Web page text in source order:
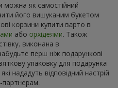
можна як самостійний
його вишуканим букетом
корзини купити варто в
або орхідеями. Також
виконана в
перш ніж подарункові
упаковку для подарунка
нададуть відповідний настрій
партнерам.